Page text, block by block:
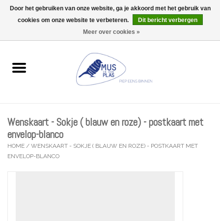
0 Artikelen - €0,00
Wenskaarten
Lifestyle
Kleine gelukjes
Wenskaart - Sokje ( blauw en roze) - postkaart met
envelop-blanco
HOME / WENSKAART - SOKJE ( BLAUW EN ROZE) - POSTKAART MET
ENVELOP-BLANCO
Door het gebruiken van onze website, ga je akkoord met het gebruik van
cookies om onze website te verbeteren.
Dit bericht verbergen
Meer over cookies »
Wij zijn uitzonderlijk gesloten op Do 06/08 en Do 13/08